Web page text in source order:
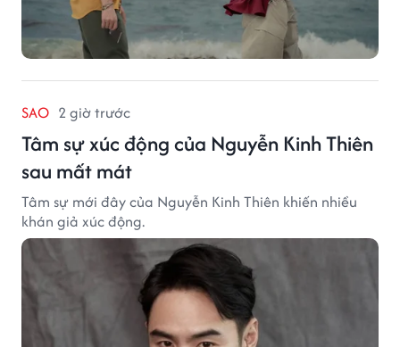
SAO 2 giờ trước
Tâm sự xúc động của Nguyễn Kinh Thiên
sau mất mát
Tâm sự mới đây của Nguyễn Kinh Thiên khiến nhiều
khán giả xúc động.